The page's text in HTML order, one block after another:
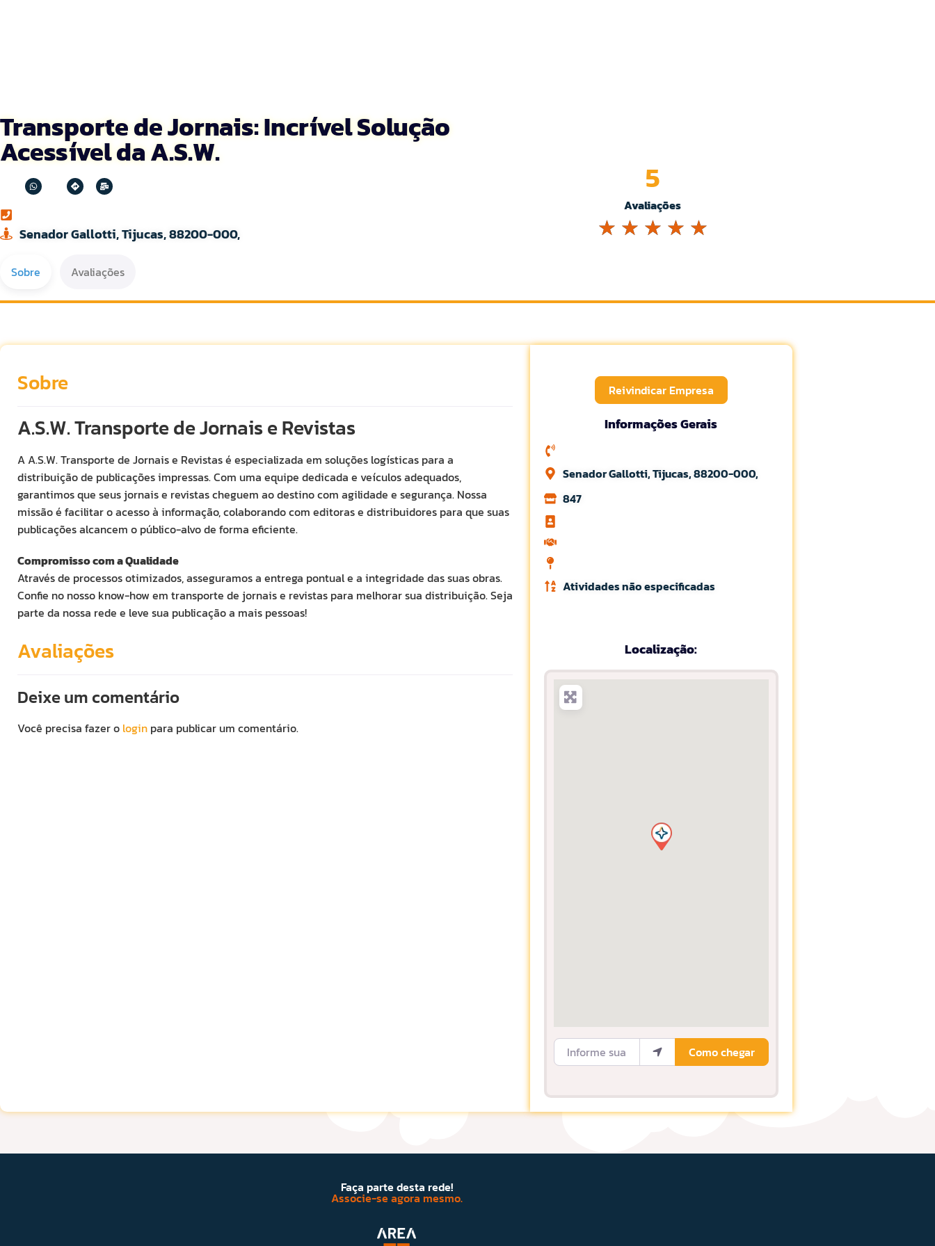
Transporte de Jornais: Incrível Solução
Acessível da A.S.W.
Senador Gallotti, Tijucas, 88200-000,
Avaliações
5
☆ ☆ ☆ ☆ ☆
Sobre Avaliações
Sobre
A.S.W. Transporte de Jornais e Revistas
A A.S.W. Transporte de Jornais e Revistas é especializada em soluções logísticas para a
distribuição de publicações impressas. Com uma equipe dedicada e veículos adequados,
garantimos que seus jornais e revistas cheguem ao destino com agilidade e segurança. Nossa
missão é facilitar o acesso à informação, colaborando com editoras e distribuidores para que suas
publicações alcancem o público-alvo de forma eficiente.
Compromisso com a Qualidade
Através de processos otimizados, asseguramos a entrega pontual e a integridade das suas obras.
Confie no nosso know-how em transporte de jornais e revistas para melhorar sua distribuição. Seja
parte da nossa rede e leve sua publicação a mais pessoas!
Avaliações
Deixe um comentário
Você precisa fazer o login para publicar um comentário.
Reivindicar Empresa
Informações Gerais
Senador Gallotti, Tijucas, 88200-000,
847
Atividades não especificadas
Localização:
Informe sua Localização
Como chegar
Faça parte desta rede!
Associe-se agora mesmo.